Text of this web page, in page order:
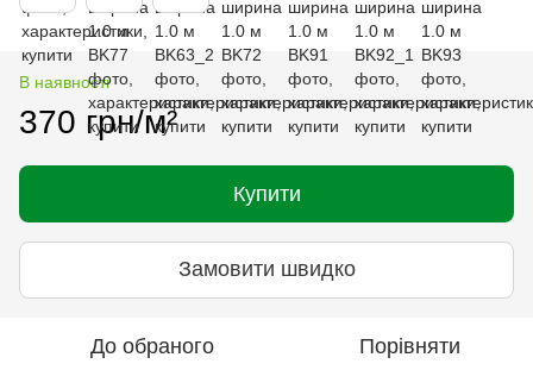
В наявності
370 грн/м²
Купити
Замовити швидко
До обраного Порівняти